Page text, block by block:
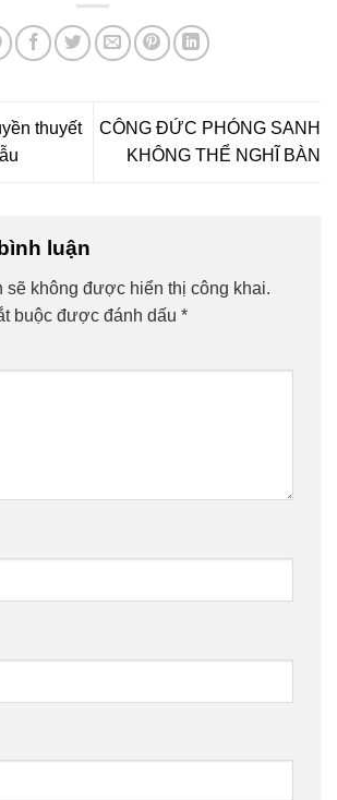
thuyết
CÔNG ĐỨC PHÓNG SANH
KHÔNG THỂ NGHĨ BÀN
luận
sẽ không được hiển thị công khai.
buộc được đánh dấu *